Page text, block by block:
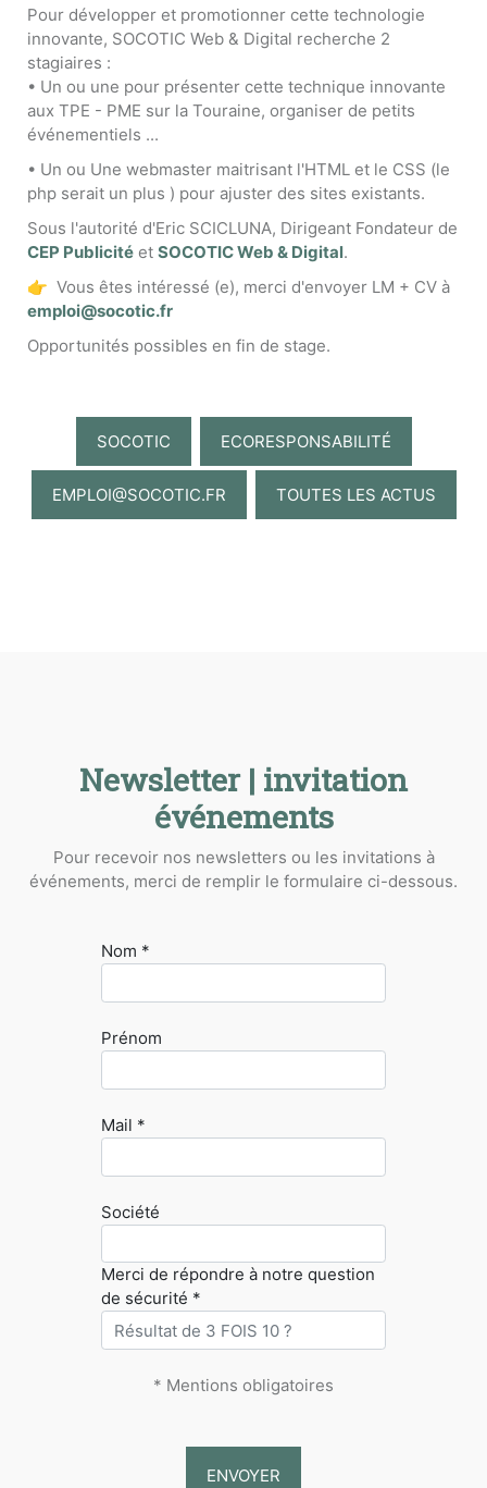
Pour développer et promotionner cette technologie
innovante, SOCOTIC Web & Digital recherche 2
stagiaires :
• Un ou une pour présenter cette technique innovante
aux TPE - PME sur la Touraine, organiser de petits
événementiels ...
• Un ou Une webmaster maitrisant l'HTML et le CSS (le
php serait un plus ) pour ajuster des sites existants.
Sous l'autorité d'Eric SCICLUNA, Dirigeant Fondateur de
CEP Publicité et SOCOTIC Web & Digital.
👉 Vous êtes intéressé (e), merci d'envoyer LM + CV à
emploi@socotic.fr
Opportunités possibles en fin de stage.
SOCOTIC ECORESPONSABILITÉ
EMPLOI@SOCOTIC.FR TOUTES LES ACTUS
Newsletter | invitation
événements
Pour recevoir nos newsletters ou les invitations à
événements, merci de remplir le formulaire ci-dessous.
Nom *
Prénom
Mail *
Société
Merci de répondre à notre question
de sécurité *
* Mentions obligatoires